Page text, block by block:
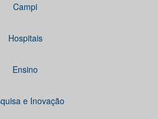
Campi
Hospitais
Ensino
e Inovação